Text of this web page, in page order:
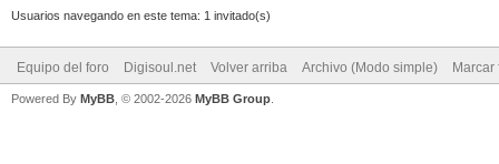
Usuarios navegando en este tema: 1 invitado(s)
Equipo del foro Digisoul.net Volver arriba Archivo (Modo simple) Marcar
Powered By MyBB , © 2002-2026 MyBB Group